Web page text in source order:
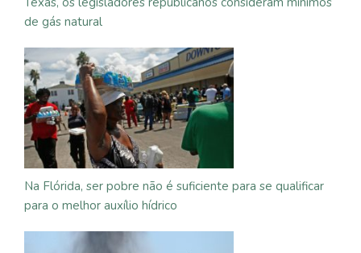
de gás natural
Na Flórida, ser pobre não é suficiente para se qualificar
para o melhor auxílio hídrico